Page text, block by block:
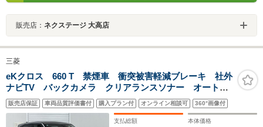
販売店： ネクステージ 大高店
三菱
eKクロス 660 T 禁煙車 衝突被害軽減ブレーキ 社外
ナビTV バックカメラ クリアランスソナー オートエ
アコン 前席シートヒーター ETC インテリジェント
キー プッシュエンジンスタート 15インチアルミ ド
ライブレコーダー
販売店保証 車両品質評価書付 購入プラン付 オンライン相談可 360°画像付
支払総額 本体価格